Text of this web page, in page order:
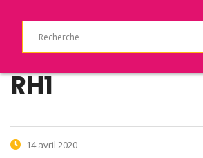
RH1
14 avril 2020